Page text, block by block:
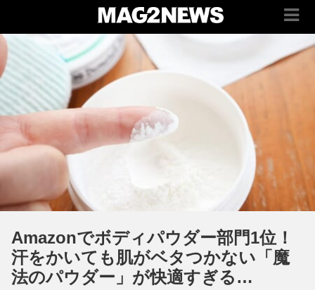
Amazonでボディパウダー部門1位！
汗をかいても肌がベタつかない「魔
法のパウダー」が快適すぎる…